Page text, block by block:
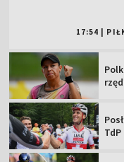
17:54
TdP